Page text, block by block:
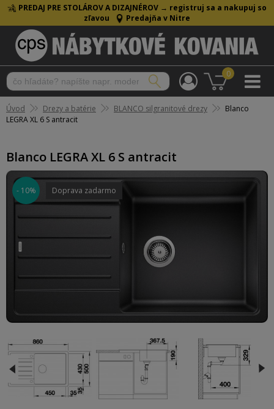
PREDAJ PRE STOLÁROV A DIZAJNÉROV → registruj sa a nakupuj so
zľavou
Predajňa v Nitre
0
Úvod Drezy a batérie BLANCO silgranitové drezy
Blanco
LEGRA XL 6 S antracit
Blanco LEGRA XL 6 S antracit
- 10% Doprava zadarmo